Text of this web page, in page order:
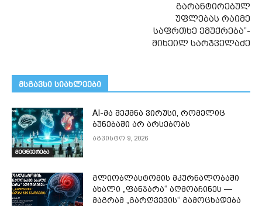
გარანტირებულ
უფლებას რაიმე
საფრთხე ემუქრება”-
მიხეილ სარჯველაძე
მსგავსი სიახლეები
მეცნიერება
AI-მა შექმნა ვირუსი, რომელიც
ბუნებაში არ არსებობს
აგვისტო 9, 2026
გლიობლასტომის მკურნალობაში
ახალი „ფანჯარა“ აღმოაჩინეს —
მაგრამ „გარღვევის“ გამოცხადება